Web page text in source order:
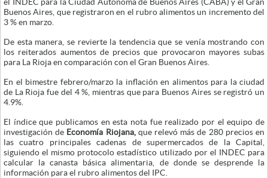
Buenos Aires, que registraron en el rubro alimentos un incremento del
3 % en marzo.
De esta manera, se revierte la tendencia que se venía mostrando con
los reiterados aumentos de precios que provocaron mayores subas
para La Rioja en comparación con el Gran Buenos Aires.
En el bimestre febrero/marzo la inflación en alimentos para la ciudad
de La Rioja fue del 4 %, mientras que para Buenos Aires se registró un
4.9%.
El índice que publicamos en esta nota fue realizado por el equipo de
investigación de Economía Riojana,que relevó más de 280 precios en
las cuatro principales cadenas de supermercados de la Capital,
siguiendo el mismo protocolo estadístico utilizado por el INDEC para
calcular la canasta básica alimentaria, de donde se desprende la
información para el rubro alimentos del IPC.